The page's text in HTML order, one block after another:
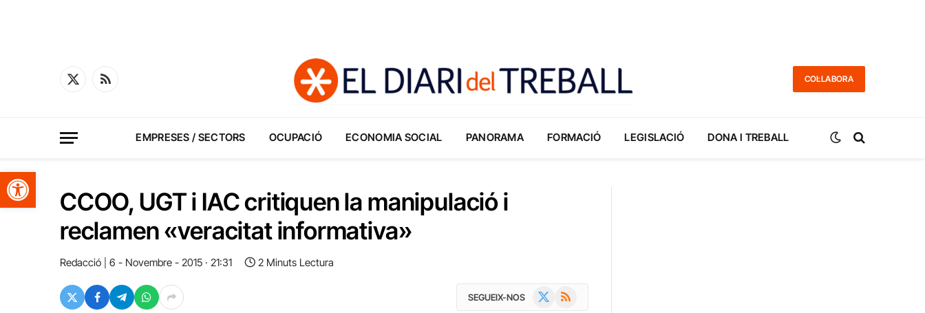
Obre la barra d'eines
X
RSS
COL·LABORA
EMPRESES / SECTORS OCUPACIÓ ECONOMIA SOCIAL PANORAMA FORMACIÓ LEGISLACIÓ DONA I TREBALL
CCOO, UGT i IAC critiquen la manipulació i
reclamen «veracitat informativa»
Redacció 6 - Novembre - 2015 · 21:31 2 Minuts Lectura
SEGUEIX-NOS RSS